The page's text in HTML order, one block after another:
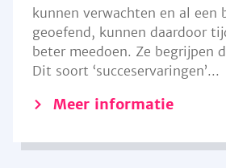
kunnen verwachten en al een
geoefend, kunnen daardoor
beter meedoen. Ze begrijpen
Dit soort ‘succeservaringen’...
Meer informatie